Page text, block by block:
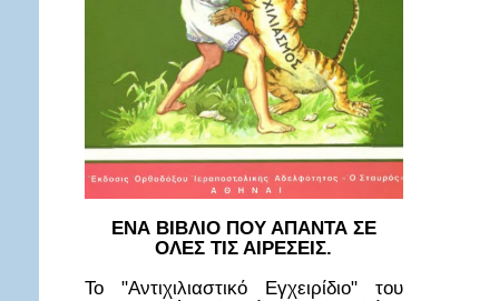
ΕΝΑ ΒΙΒΛΙΟ ΠΟΥ ΑΠΑΝΤΑ ΣΕ
ΟΛΕΣ ΤΙΣ ΑΙΡΕΣΕΙΣ.
Το "Αντιχιλιαστικό Εγχειρίδιο" του